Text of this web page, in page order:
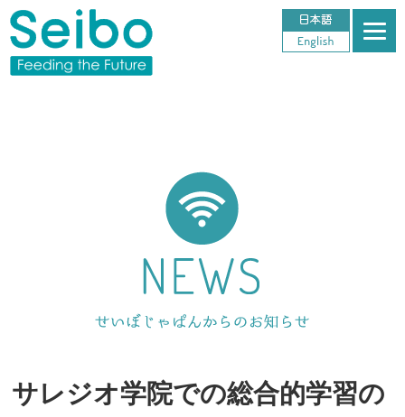
サレジオ学院での総合的学習の